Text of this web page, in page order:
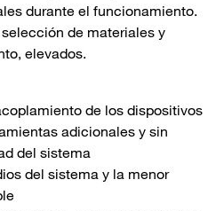
durante el funcionamiento.
de materiales y
elevados.
de los dispositivos
adicionales y sin
del sistema
del sistema y la menor